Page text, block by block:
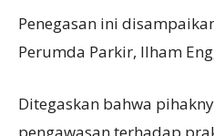
Penegasan ini
Perumda Parkir, Ilham
Ditegaskan bahwa
pengawasan terhadap